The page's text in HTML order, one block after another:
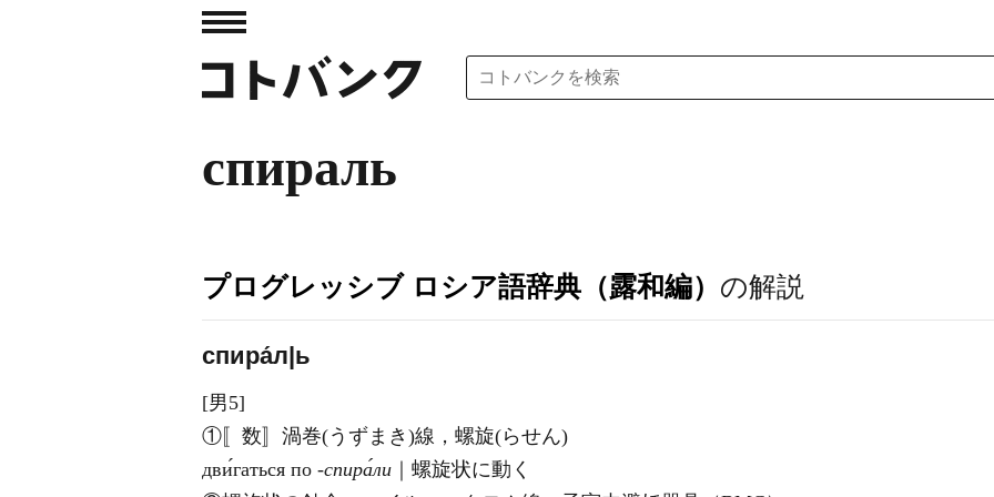
спираль
プログレッシブ ロシア語辞典（露和編） の解説
спира́л|ь
[男5]
①〚数〛渦巻(うずまき)線，螺旋(らせん)
дви́гаться по ‐спира́ли ｜螺旋状に動く